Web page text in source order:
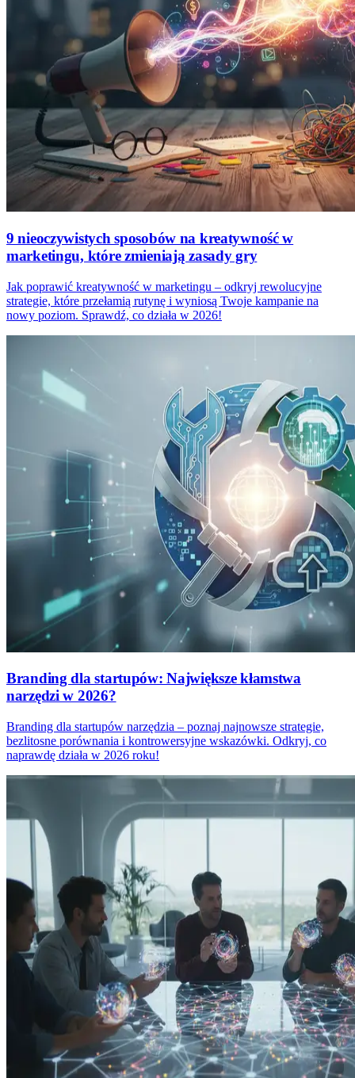
9 nieoczywistych sposobów na kreatywność w
marketingu, które zmieniają zasady gry
Jak poprawić kreatywność w marketingu – odkryj rewolucyjne
strategie, które przełamią rutynę i wyniosą Twoje kampanie na
nowy poziom. Sprawdź, co działa w 2026!
Branding dla startupów: Największe kłamstwa
narzędzi w 2026?
Branding dla startupów narzędzia – poznaj najnowsze strategie,
bezlitosne porównania i kontrowersyjne wskazówki. Odkryj, co
naprawdę działa w 2026 roku!